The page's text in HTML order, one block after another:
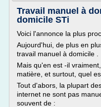
Travail manuel à
domicile STi
Voici l'annonce la plus
Aujourd'hui, de plus en
travail manuel à domicile .
Mais qu'en est -il
matière, et surtout, quel
Tout d'abors, la plupart
internet ne sont pas
souvent de :